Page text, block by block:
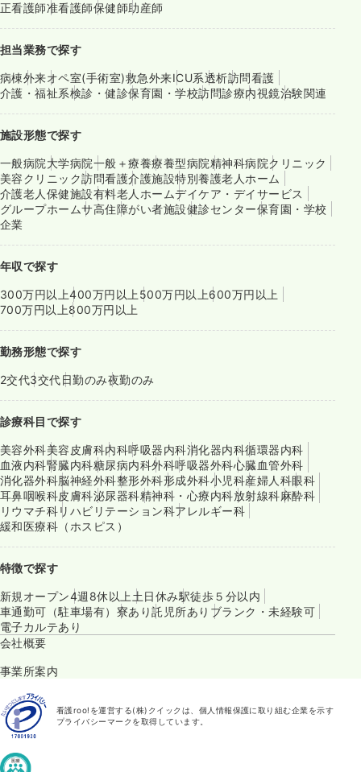
正看護師准看護師保健師助産師
担当業務で探す
病棟外来オペ室(手術室)救急外来ICU系透析訪問看護
介護・福祉系検診・健診保育園・学校訪問診療内視鏡治験関連
施設形態で探す
一般病院大学病院一般＋療養療養型病院精神科病院クリニック
美容クリニック訪問看護介護施設特別養護老人ホーム
介護老人保健施設有料老人ホームデイケア・デイサービス
グループホームサ高住障がい者施設健診センター保育園・学校
企業
年収で探す
300万円以上400万円以上 500万円以上600万円以上
700万円以上800万円以上
勤務形態で探す
2交代3交代日勤のみ夜勤のみ
診療科目で探す
美容外科美容皮膚科内科呼吸器内科消化器内科循環器内科
血液内科腎臓内科糖尿病内科外科呼吸器外科心臓血管外科
消化器外科脳神経外科整形外科形成外科小児科産婦人科眼科
耳鼻咽喉科皮膚科泌尿器科精神科・心療内科放射線科麻酔科
リウマチ科リハビリテーション科アレルギー科
緩和医療科（ホスピス）
特徴で探す
新規オープン4週8休以上 土日休み駅徒歩５分以内
車通勤可（駐車場有） 寮あり託児所あり ブランク・未経験可
電子カルテあり
会社概要
事業所案内
看護roo!を運営する(株)クイックは、個人情報保護に取り組む企業を示す
プライバシーマークを取得しています。